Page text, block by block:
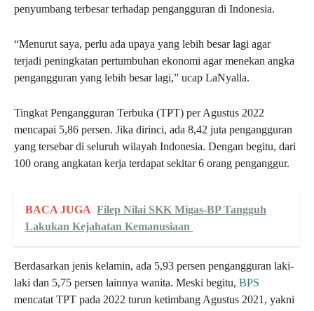
penyumbang terbesar terhadap pengangguran di Indonesia.
“Menurut saya, perlu ada upaya yang lebih besar lagi agar
terjadi peningkatan pertumbuhan ekonomi agar menekan angka
pengangguran yang lebih besar lagi,” ucap LaNyalla.
Tingkat Pengangguran Terbuka (TPT) per Agustus 2022
mencapai 5,86 persen. Jika dirinci, ada 8,42 juta pengangguran
yang tersebar di seluruh wilayah Indonesia. Dengan begitu, dari
100 orang angkatan kerja terdapat sekitar 6 orang penganggur.
BACA JUGA Filep Nilai SKK Migas-BP Tangguh
Lakukan Kejahatan Kemanusiaan
Berdasarkan jenis kelamin, ada 5,93 persen pengangguran laki-
laki dan 5,75 persen lainnya wanita. Meski begitu, BPS
mencatat TPT pada 2022 turun ketimbang Agustus 2021, yakni